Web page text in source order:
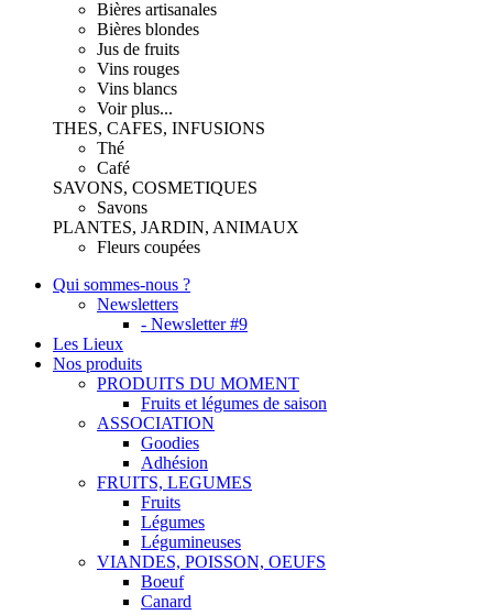
Bières artisanales
Bières blondes
Jus de fruits
Vins rouges
Vins blancs
Voir plus...
THES, CAFES, INFUSIONS
Thé
Café
SAVONS, COSMETIQUES
Savons
PLANTES, JARDIN, ANIMAUX
Fleurs coupées
Qui sommes-nous ?
Newsletters
- Newsletter #9
Les Lieux
Nos produits
PRODUITS DU MOMENT
Fruits et légumes de saison
ASSOCIATION
Goodies
Adhésion
FRUITS, LEGUMES
Fruits
Légumes
Légumineuses
VIANDES, POISSON, OEUFS
Boeuf
Canard